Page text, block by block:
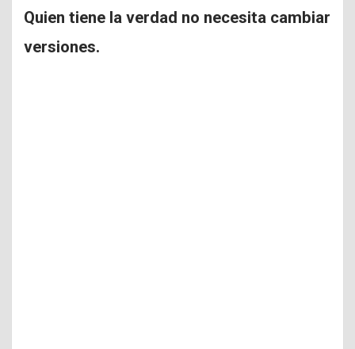
Quien tiene la verdad no necesita cambiar
versiones.